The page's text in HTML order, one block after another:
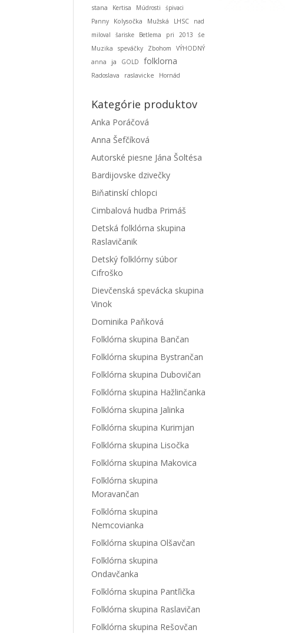
stana Kertisa Múdrosti
śpivaci
Panny
Kolysočka Mužská LHSC
nad
miloval
šariske Betlema pri 2013
śe
Muzika
speváčky Zbohom
VÝHODNÝ
anna
ja GOLD folklorna
Radoslava raslavicke Hornád
Kategórie produktov
Anka Poráčová
Anna Šefčíková
Autorské piesne Jána Šoltésa
Bardijovske dzivečky
Biňatinskí chlopci
Cimbalová hudba Primáš
Detská folklórna skupina
Raslavičanik
Detský folklórny súbor
Cifroško
Dievčenská spevácka skupina
Vinok
Dominika Paňková
Folklórna skupina Bančan
Folklórna skupina Bystrančan
Folklórna skupina Dubovičan
Folklórna skupina Hažlinčanka
Folklórna skupina Jalinka
Folklórna skupina Kurimjan
Folklórna skupina Lisočka
Folklórna skupina Makovica
Folklórna skupina
Moravančan
Folklórna skupina
Nemcovianka
Folklórna skupina Olšavčan
Folklórna skupina
Ondavčanka
Folklórna skupina Pantľička
Folklórna skupina Raslavičan
Folklórna skupina Rešovčan